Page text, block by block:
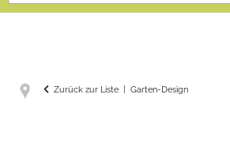
Zurück zur Liste Garten-Design